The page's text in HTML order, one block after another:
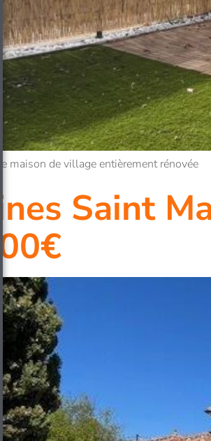
maison de village entièrement rénovée
Saint